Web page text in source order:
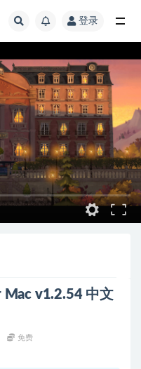
登录
Mac v1.2.54 中文
免费